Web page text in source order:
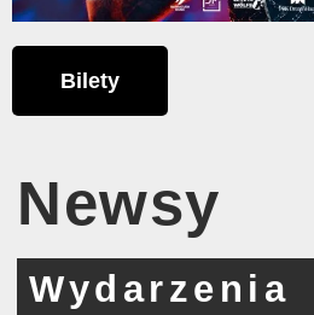
Bilety
Newsy
Wydarzenia